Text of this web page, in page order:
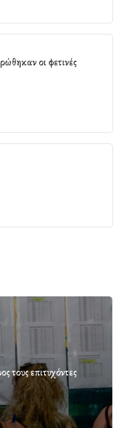
οι φετινές
τους επιτυχόντες